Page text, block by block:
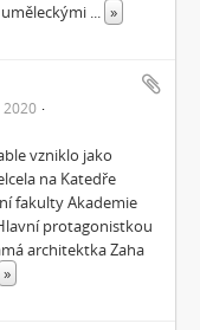
... »
2020
vzniklo jako
na Katedře
fakulty Akademie
protagonistkou
architektka Zaha
»